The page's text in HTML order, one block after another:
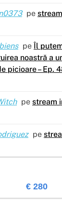
pe
pe Îl
noastră a
picioare – Ep.
pe stream
pe
€ 280